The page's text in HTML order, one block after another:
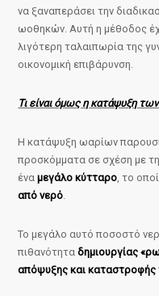
να ξαναπεράσει την
ωοθηκών. Αυτή η μέθοδος
λιγότερη ταλαιπωρία της
οικονομική επιβάρυνση.
Τι είναι όμως η κατάψυξη
H κατάψυξη ωαρίων
προσκόμματα σε σχέση με
έναμεγάλο κύτταρο, το
από νερό.
Το μεγάλο αυτό ποσοστό
πιθανότητα δημιουργίας
απόψυξης και καταστροφής